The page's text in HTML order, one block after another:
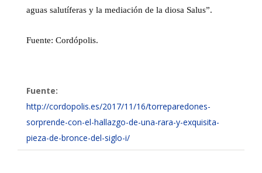
aguas salutíferas y la mediación de la diosa Salus”.
Fuente: Cordópolis.
Fuente:
http://cordopolis.es/2017/11/16/torreparedones-
sorprende-con-el-hallazgo-de-una-rara-y-exquisita-
pieza-de-bronce-del-siglo-i/